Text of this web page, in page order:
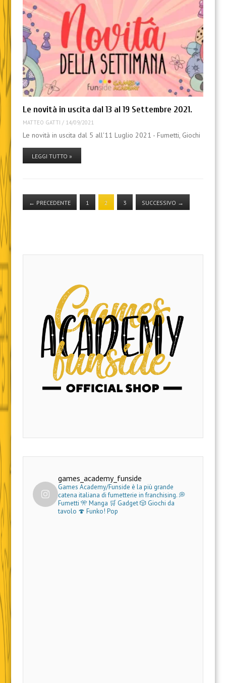
Le novità in uscita dal 13 al 19 Settembre 2021.
MATTEO GATTI / 14/09/2021
Le novità in uscita dal 5 all'11 Luglio 2021 - Fumetti, Giochi
LEGGI TUTTO »
← PRECEDENTE 1 2 3 SUCCESSIVO →
games_academy_funside
Games Academy/Funside è la più grande
catena italiana di fumetterie in franchising.💭
Fumetti 🎌 Manga 🛒 Gadget🎲 Giochi da
tavolo 🍄 Funko! Pop